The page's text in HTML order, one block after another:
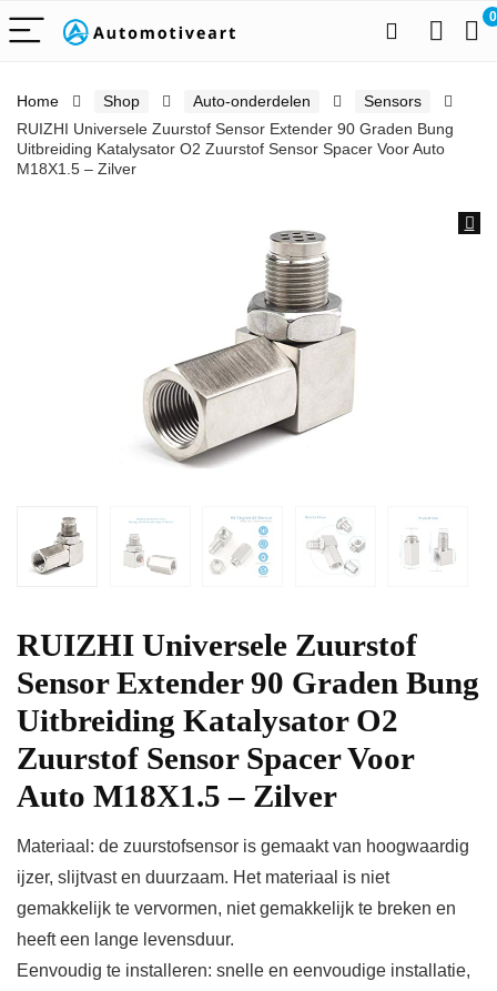
0
Home Shop Auto-onderdelen
Sensors
RUIZHI Universele Zuurstof Sensor Extender 90 Graden Bung
Uitbreiding Katalysator O2 Zuurstof Sensor Spacer Voor Auto
M18X1.5 – Zilver
RUIZHI Universele Zuurstof
Sensor Extender 90 Graden Bung
Uitbreiding Katalysator O2
Zuurstof Sensor Spacer Voor
Auto M18X1.5 – Zilver
Materiaal: de zuurstofsensor is gemaakt van hoogwaardig
ijzer, slijtvast en duurzaam. Het materiaal is niet
gemakkelijk te vervormen, niet gemakkelijk te breken en
heeft een lange levensduur.
Eenvoudig te installeren: snelle en eenvoudige installatie,